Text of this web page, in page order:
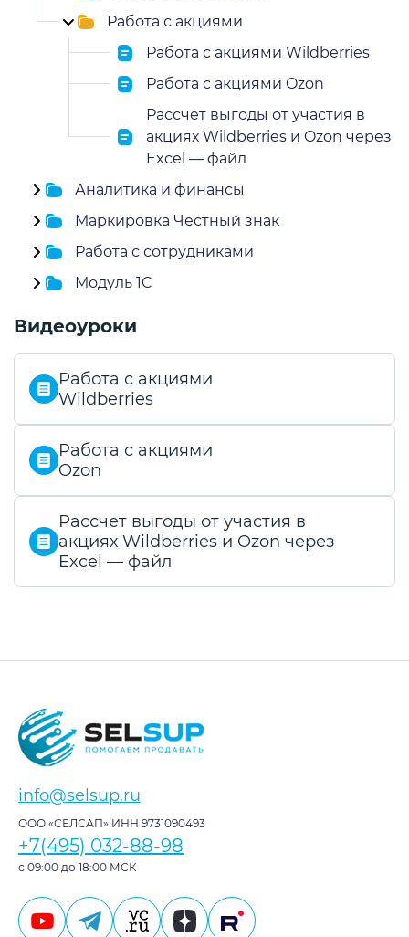
Работа с акциями
Работа с акциями Wildberries
Работа с акциями Ozon
Рассчет выгоды от участия в
акциях Wildberries и Ozon через
Excel — файл
Аналитика и финансы
Маркировка Честный знак
Работа с сотрудниками
Модуль 1C
Видеоуроки
Работа с акциями
Wildberries
Работа с акциями
Ozon
Рассчет выгоды от участия в
акциях Wildberries и Ozon через
Excel — файл
info@selsup.ru
ООО «СЕЛСАП» ИНН 9731090493
+7(495) 032-88-98
с 09:00 до 18:00 МСК